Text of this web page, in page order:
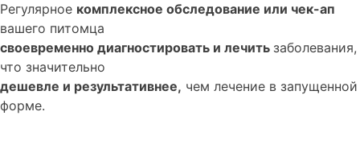
Регулярное комплексное обследование или чек-ап
вашего питомца
своевременно диагностировать и лечить заболевания,
что значительно
дешевле и результативнее, чем лечение в запущенной
форме.